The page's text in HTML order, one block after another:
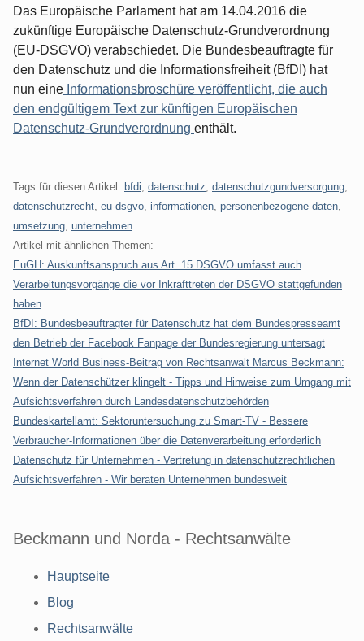
Das Europäische Parlament hat am 14.04.2016 die
zukünftige Europäische Datenschutz-Grundverordnung
(EU-DSGVO) verabschiedet. Die Bundesbeauftragte für
den Datenschutz und die Informationsfreiheit (BfDI) hat
nun eine Informationsbroschüre veröffentlicht, die auch
den endgültigem Text zur künftigen Europäischen
Datenschutz-Grundverordnung enthält.
Tags für diesen Artikel: bfdi datenschutz datenschutzgundversorgung
datenschutzrecht eu-dsgvo informationen personenbezogene daten
umsetzung unternehmen
Artikel mit ähnlichen Themen:
EuGH: Auskunftsanspruch aus Art. 15 DSGVO umfasst auch
Verarbeitungsvorgänge die vor Inkrafttreten der DSGVO stattgefunden
haben
BfDI: Bundesbeauftragter für Datenschutz hat dem Bundespresseamt
den Betrieb der Facebook Fanpage der Bundesregierung untersagt
Internet World Business-Beitrag von Rechtsanwalt Marcus Beckmann:
Wenn der Datenschützer klingelt - Tipps und Hinweise zum Umgang mit
Aufsichtsverfahren durch Landesdatenschutzbehörden
Bundeskartellamt: Sektoruntersuchung zu Smart-TV - Bessere
Verbraucher-Informationen über die Datenverarbeitung erforderlich
Datenschutz für Unternehmen - Vertretung in datenschutzrechtlichen
Aufsichtsverfahren - Wir beraten Unternehmen bundesweit
Beckmann und Norda - Rechtsanwälte
Hauptseite
Blog
Rechtsanwälte